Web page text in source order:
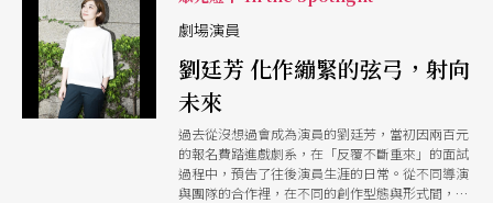
劇場演員
劉廷芳 化作繃緊的弦弓，射向
未來
過去從沒想過會成為演員的劉廷芳，當初因兩百元
的報名費踏進戲劇系，在「反覆不斷重來」的面試
過程中，預告了往後演員生涯的日常。從不同導演
與團隊的合作裡，在不同的創作型態與形式間，她